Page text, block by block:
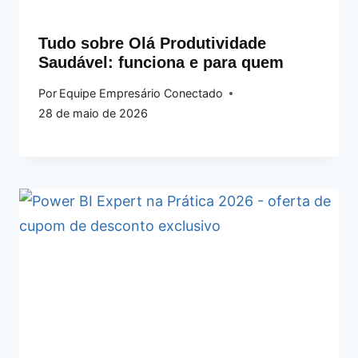
Tudo sobre Olá Produtividade
Saudável: funciona e para quem
Por Equipe Empresário Conectado
28 de maio de 2026